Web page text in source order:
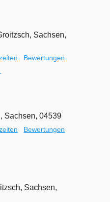
Sachsen,
Bewertungen
Sachsen, 04539
Bewertungen
Sachsen,